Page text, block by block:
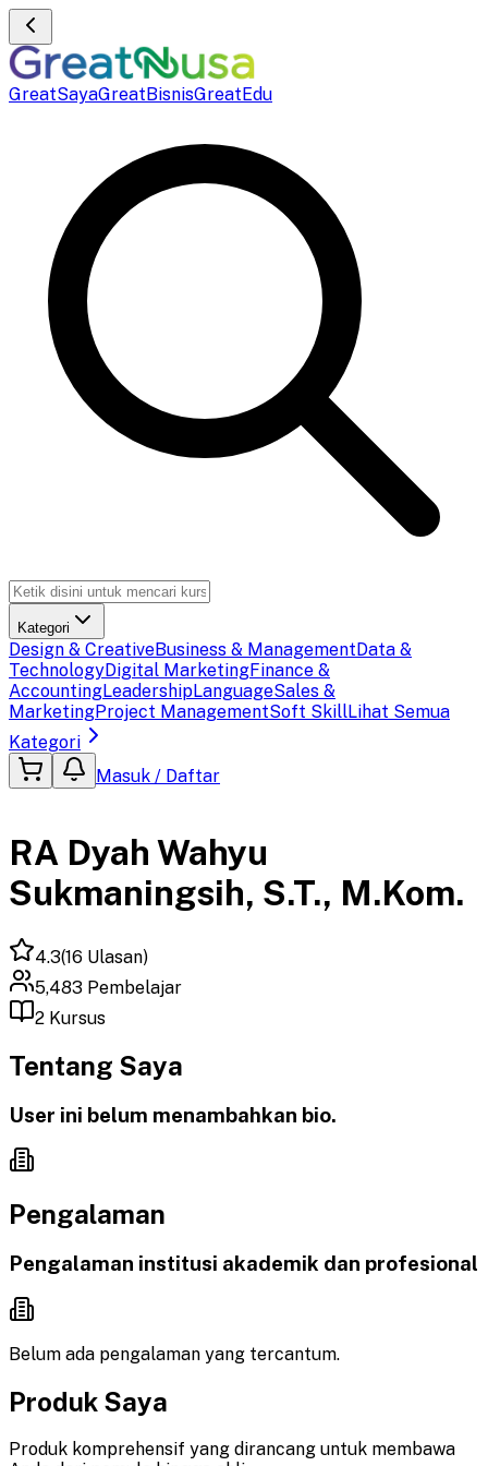
GreatSayaGreatBisnisGreatEdu
Kategori
Design & CreativeBusiness & ManagementData &
TechnologyDigital MarketingFinance &
AccountingLeadershipLanguageSales &
MarketingProject ManagementSoft SkillLihat Semua
Kategori
Masuk / Daftar
RA Dyah Wahyu
Sukmaningsih, S.T., M.Kom.
4.3(16 Ulasan)
5,483 Pembelajar
2 Kursus
Tentang Saya
User ini belum menambahkan bio.
Pengalaman
Pengalaman institusi akademik dan profesional
Belum ada pengalaman yang tercantum.
Produk Saya
Produk komprehensif yang dirancang untuk membawa